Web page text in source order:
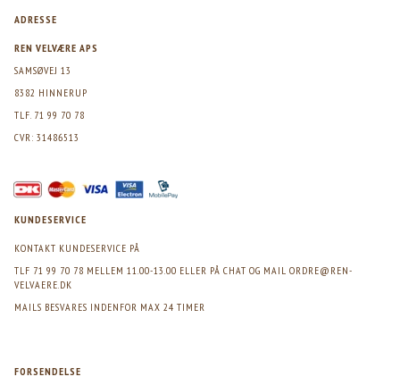
ADRESSE
REN VELVÆRE APS
SAMSØVEJ 13
8382 HINNERUP
TLF. 71 99 70 78
CVR: 31486513
KUNDESERVICE
KONTAKT KUNDESERVICE PÅ
TLF 71 99 70 78 MELLEM 11.00-13.00 ELLER PÅ CHAT OG MAIL ORDRE@REN-
VELVAERE.DK
MAILS BESVARES INDENFOR MAX 24 TIMER
FORSENDELSE